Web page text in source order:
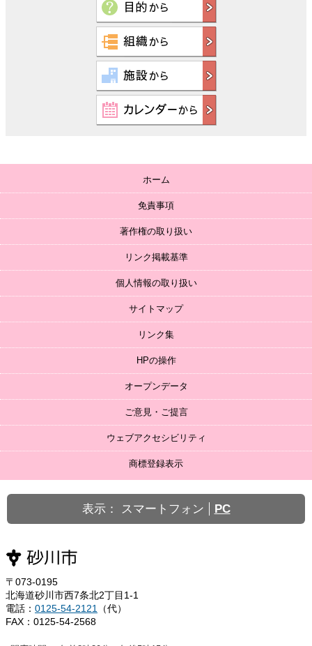
ホーム
免責事項
著作権の取り扱い
リンク掲載基準
個人情報の取り扱い
サイトマップ
リンク集
HPの操作
オープンデータ
ご意見・ご提言
ウェブアクセシビリティ
商標登録表示
表示： スマートフォン PC
〒073-0195
北海道砂川市西7条北2丁目1-1
電話： 0125-54-2121
（代）
FAX：0125-54-2568